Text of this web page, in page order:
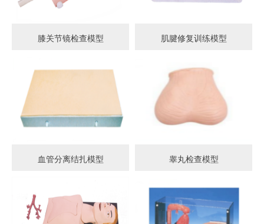
膝关节镜检查模型 肌腱修复训练模型
血管分离结扎模型 睾丸检查模型